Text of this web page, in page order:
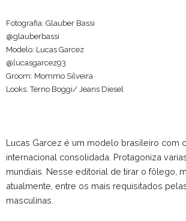
Fotografia: Glauber Bassi
@glauberbassi
Modelo: Lucas Garcez
@lucasgarcez93
Groom: Mommo Silveira
Looks: Terno Boggi/ Jeans Diesel
Lucas Garcez é um modelo brasileiro com
internacional consolidada. Protagoniza
mundiais. Nesse editorial de tirar o fôlego,
atualmente, entre os mais requisitados
masculinas.